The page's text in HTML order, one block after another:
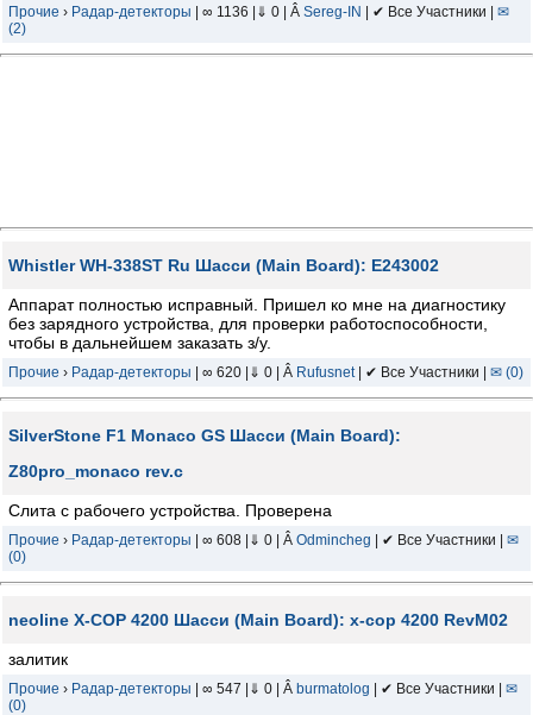
Прочие › Радар-детекторы | ∞ 1136 |⇓ 0 | Â Sereg-IN | ✔ Все Участники | ✉
(2)
Whistler WH-338ST Ru Шасси (Main Board): E243002
Аппарат полностью исправный. Пришел ко мне на диагностику
без зарядного устройства, для проверки работоспособности,
чтобы в дальнейшем заказать з/у.
Прочие › Радар-детекторы | ∞ 620 |⇓ 0 | Â Rufusnet| ✔ Все Участники | ✉ (0)
SilverStone F1 Monaco GS Шасси (Main Board):
Z80pro_monaco rev.c
Слита с рабочего устройства. Проверена
Прочие › Радар-детекторы | ∞ 608 |⇓ 0 | Â Odmincheg | ✔ Все Участники | ✉
(0)
neoline X-COP 4200 Шасси (Main Board): x-cop 4200 RevM02
залитик
Прочие › Радар-детекторы | ∞ 547 |⇓ 0 | Â burmatolog | ✔ Все Участники | ✉
(0)